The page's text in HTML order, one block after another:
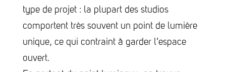
type de projet : la plupart des studios
comportent très souvent un point de lumière
unique, ce qui contraint à garder l’espace
ouvert.